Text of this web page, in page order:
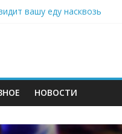
вашу еду насквозь
НОВОСТИ